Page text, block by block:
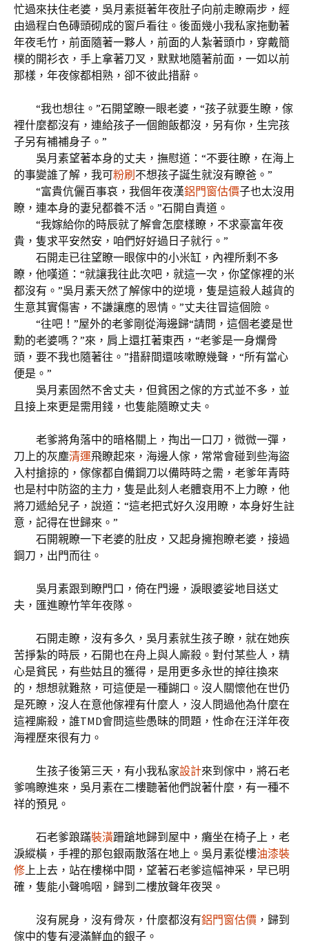
忙過來扶住老婆，吳月素挺著年夜肚子向前走瞭兩步，經
由過程白色磚頭砌成的窗戶看往。後面幾小我私家拖動著
年夜毛竹，前面隨著一夥人，前面的人紮著頭巾，穿戴簡
樸的開衫衣，手上拿著刀叉，默默地隨著前面，一如以前
那樣，年夜傢都相熟，卻不彼此措辭。
“我也想往。”石開望瞭一眼老婆，“孩子就要生瞭，傢
裡什麼都沒有，連給孩子一個飽飯都沒，另有你，生完孩
子另有補補身子。”
吳月素望著本身的丈夫，撫慰道：“不要往瞭，在海上
的事變誰了解，我可粉刷 不想孩子誕生就沒有瞭爸。”
“富貴伉儷百事哀，我個年夜漢鋁門窗估價子也太沒用
瞭，連本身的妻兒都養不活。”石開自責道。
“我嫁給你的時辰就了解會怎麼樣瞭，不求豪富年夜
貴，隻求平安然安，咱們好好過日子就行。”
石開走已往望瞭一眼傢中的小米缸，內裡所剩不多
瞭，他嘆道：“就讓我往此次吧，就這一次，你望傢裡的米
都沒有。”吳月素天然了解傢中的逆境，隻是這殺人越貨的
生意其實傷害，不謙讓應的恩情。”丈夫往冒這個險。
“往吧！”屋外的老爹剛從海邊歸“請問，這個老婆是世
勳的老婆嗎？”來，肩上還扛著東西，“老爹是一身爛骨
頭，要不我也隨著往。”措辭間還咳嗽瞭幾聲，“所有當心
便是。”
吳月素固然不舍丈夫，但貧困之傢的方式並不多，並
且接上來更是需用錢，也隻能隨瞭丈夫。
老爹將角落中的暗格關上，掏出一口刀，微微一彈，
刀上的灰塵清運飛瞭起來，海邊人傢，常常會碰到些海盜
入村搶掠的，傢傢都自備鋼刀以備時時之需，老爹年青時
也是村中防盜的主力，隻是此刻人老體衰用不上力瞭，他
將刀遞給兒子，說道：“這老把式好久沒用瞭，本身好生註
意，記得在世歸來。”
石開親瞭一下老婆的肚皮，又起身擁抱瞭老婆，接過
鋼刀，出門而往。
吳月素跟到瞭門口，倚在門邊，淚眼婆娑地目送丈
夫，匯進瞭竹竿年夜隊。
石開走瞭，沒有多久，吳月素就生孩子瞭，就在她疾
苦掙紮的時辰，石開也在舟上與人廝殺。對付某些人，精
心是貧民，有些姑且的獲得，是用更多永世的掉往換來
的，想想就難熬，可這便是一種餬口。沒人關懷他在世仍
是死瞭，沒人在意他傢裡有什麼人，沒人問過他為什麼在
這裡廝殺，誰TMD會問這些愚昧的問題，性命在汪洋年夜
海裡歷來很有力。
生孩子後第三天，有小我私家設計來到傢中，將石老
爹鳴瞭進來，吳月素在二樓聽著他們說著什麼，有一種不
祥的預見。
石老爹踉蹣裝潢跚蹌地歸到屋中，癱坐在椅子上，老
淚縱橫，手裡的那包銀兩散落在地上。吳月素從樓油漆裝
修上上去，站在樓梯中間，望著石老爹這幅神采，早已明
確，隻能小聲嗚咽，歸到二樓放聲年夜哭。
沒有屍身，沒有骨灰，什麼都沒有鋁門窗估價 ，歸到
傢中的隻有浸滿鮮血的銀子。